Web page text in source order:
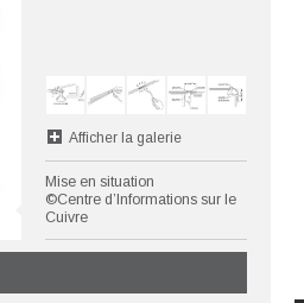
Afficher la galerie
Mise en situation
©Centre d’Informations sur le
Cuivre